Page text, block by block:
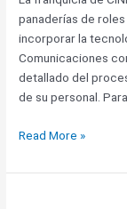
panaderías de
incorporar la
Comunicaciones
detallado del
de su personal.
Cinnabon
Nicaragua
Read More »